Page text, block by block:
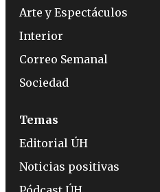
Arte y Espectáculos
Interior
Correo Semanal
Sociedad
Temas
Editorial ÚH
Noticias positivas